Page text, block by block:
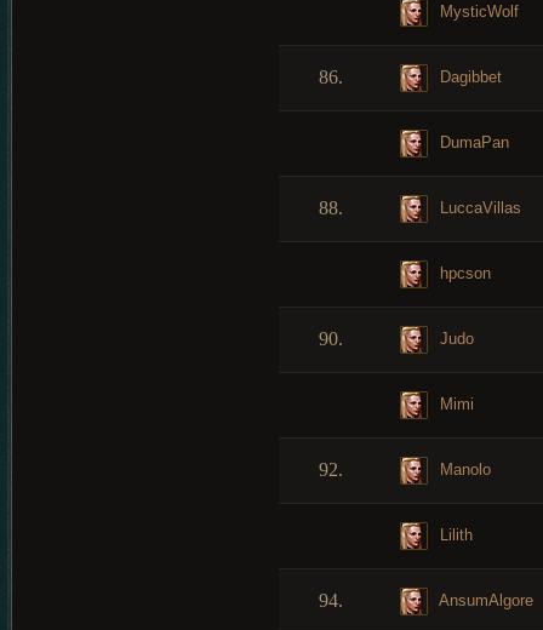
MysticWolf
86. Dagibbet
DumaPan
88. LuccaVillas
hpcson
90. Judo
Mimi
92. Manolo
Lilith
94. AnsumAlgore